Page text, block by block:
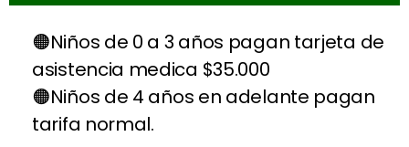
Niños de 0 a 3 años pagan tarjeta de
asistencia medica $35.000
Niños de 4 años en adelante pagan
tarifa normal.